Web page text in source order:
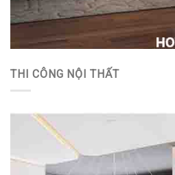
THI CÔNG NỘI THẤT